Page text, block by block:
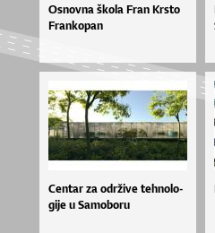
Osnovna škola Fran Krsto
Frankopan
Cen­tar za odr­ži­ve teh­no­lo­
gi­je u Sa­mo­bo­ru